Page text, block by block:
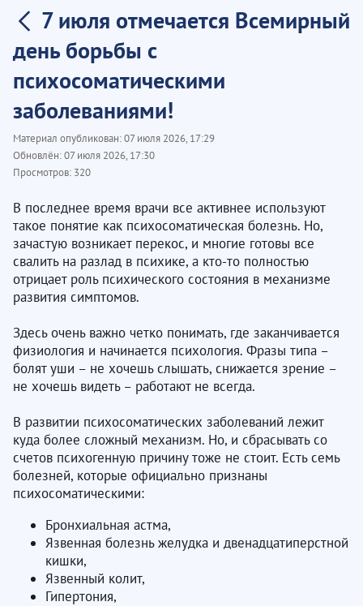
7 июля отмечается Всемирный
день борьбы с
психосоматическими
заболеваниями!
Материал опубликован:07 июля 2026, 17:29
Обновлён:07 июля 2026, 17:30
Просмотров: 320
В последнее время врачи все активнее используют
такое понятие как психосоматическая болезнь. Но,
зачастую возникает перекос, и многие готовы все
свалить на разлад в психике, а кто-то полностью
отрицает роль психического состояния в механизме
развития симптомов.
Здесь очень важно четко понимать, где заканчивается
физиология и начинается психология. Фразы типа –
болят уши – не хочешь слышать, снижается зрение –
не хочешь видеть – работают не всегда.
В развитии психосоматических заболеваний лежит
куда более сложный механизм. Но, и сбрасывать со
счетов психогенную причину тоже не стоит. Есть семь
болезней, которые официально признаны
психосоматическими:
Бронхиальная астма,
Язвенная болезнь желудка и двенадцатиперстной
кишки,
Язвенный колит,
Гипертония,